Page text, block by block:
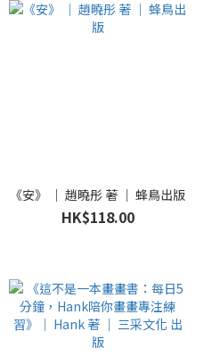
《安》 ｜ 趙曉彤 著 ｜ 蜂鳥出版
HK$118.00